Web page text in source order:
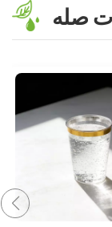
صله